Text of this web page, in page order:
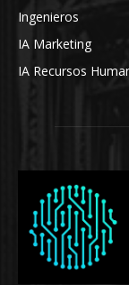
Ingenieros
IA Marketing
IA Recursos